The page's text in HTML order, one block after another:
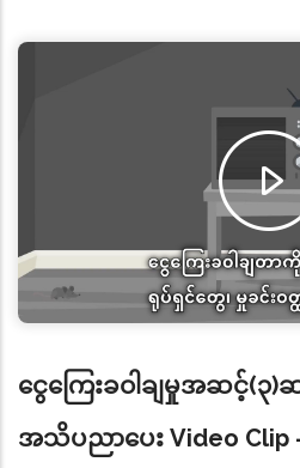
ငွေကြေးခဝါချမှုအဆင့်(၃)
အသိပညာပေး Video Clip -